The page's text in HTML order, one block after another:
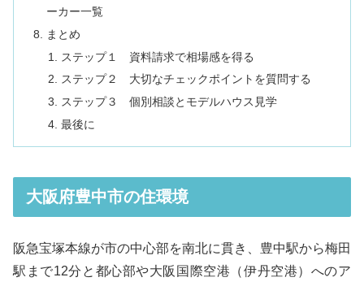
ーカー一覧
まとめ
ステップ１ 資料請求で相場感を得る
ステップ２ 大切なチェックポイントを質問する
ステップ３ 個別相談とモデルハウス見学
最後に
大阪府豊中市の住環境
阪急宝塚本線が市の中心部を南北に貫き、豊中駅から梅田
駅まで12分と都心部や大阪国際空港（伊丹空港）へのア